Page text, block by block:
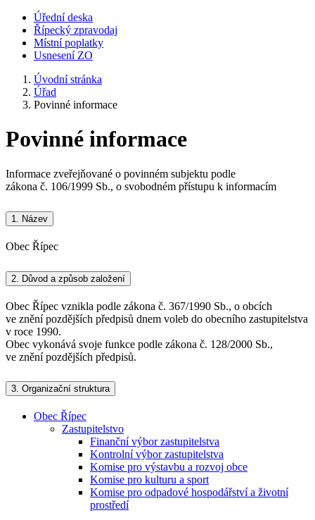
Úřední deska
Řípecký zpravodaj
Místní poplatky
Usnesení ZO
Úvodní stránka
Úřad
Povinné informace
Povinné informace
Informace zveřejňované o povinném subjektu podle
zákona č. 106/1999 Sb., o svobodném přístupu k informacím
1. Název
Obec Řípec
2. Důvod a způsob založení
Obec Řípec vznikla podle zákona č. 367/1990 Sb., o obcích
ve znění pozdějších předpisů dnem voleb do obecního zastupitelstva
v roce 1990.
Obec vykonává svoje funkce podle zákona č. 128/2000 Sb.,
ve znění pozdějších předpisů.
3. Organizační struktura
Obec Řípec
Zastupitelstvo
Finanční výbor zastupitelstva
Kontrolní výbor zastupitelstva
Komise pro výstavbu a rozvoj obce
Komise pro kulturu a sport
Komise pro odpadové hospodářství a životní
prostředí